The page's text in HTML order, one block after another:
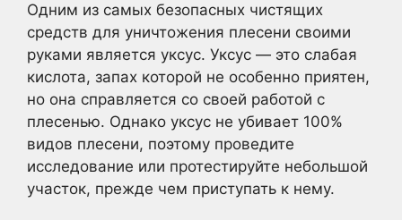
Одним из самых безопасных чистящих
средств для уничтожения плесени своими
руками является уксус. Уксус — это слабая
кислота, запах которой не особенно приятен,
но она справляется со своей работой с
плесенью. Однако уксус не убивает 100%
видов плесени, поэтому проведите
исследование или протестируйте небольшой
участок, прежде чем приступать к нему.